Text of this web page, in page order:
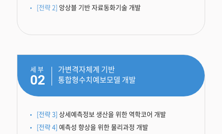
[전략 2] 앙상블 기반 자료동화기술 개발
세 부
02
가변격자체계 기반
통합형수치예보모델 개발
[전략 3] 상세예측정보 생산을 위한 역학코어 개발
[전략 4] 예측성 향상을 위한 물리과정 개발